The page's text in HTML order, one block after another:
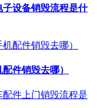
设备销毁流程是什
件销毁去哪）